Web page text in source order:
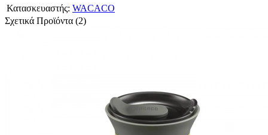
Κατασκευαστής: WACACO
Σχετικά Προϊόντα (2)